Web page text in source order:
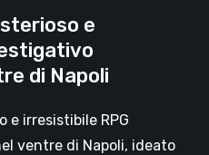
e
di Napoli
e irresistibile RPG
ventre di Napoli, ideato